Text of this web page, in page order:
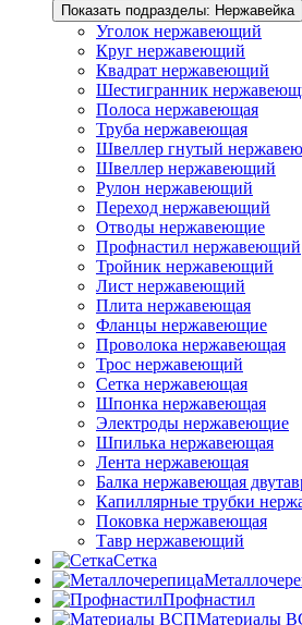
Показать подразделы: Нержавейка
Уголок нержавеющий
Круг нержавеющий
Квадрат нержавеющий
Шестигранник
Полоса нержавеющая
Труба нержавеющая
Швеллер гнутый
Швеллер нержавеющий
Рулон нержавеющий
Переход нержавеющий
Отводы нержавеющие
Профнастил нержавеющий
Тройник нержавеющий
Лист нержавеющий
Плита нержавеющая
Фланцы нержавеющие
Проволока нержавеющая
Трос нержавеющий
Сетка нержавеющая
Шпонка нержавеющая
Электроды нержавеющие
Шпилька нержавеющая
Лента нержавеющая
Балка нержавеющая
Капиллярные трубки
Поковка нержавеющая
Тавр нержавеющий
Сетка
Профнастил
Материалы